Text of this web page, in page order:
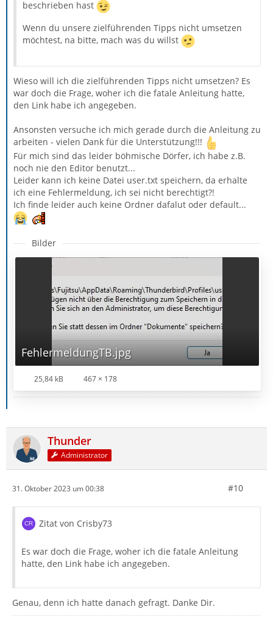
beschrieben hast
Wenn du unsere zielführenden Tipps nicht umsetzen
möchtest, na bitte, mach was du willst
Wieso will ich die zielführenden Tipps nicht umsetzen? Es
war doch die Frage, woher ich die fatale Anleitung hatte,
den Link habe ich angegeben.
Ansonsten versuche ich mich gerade durch die Anleitung zu
arbeiten - vielen Dank für die Unterstützung!!!
Für mich sind das leider böhmische Dörfer, ich habe z.B.
noch nie den Editor benutzt...
Leider kann ich keine Datei user.txt speichern, da erhalte
ich eine Fehlermeldung, ich sei nicht berechtigt?!
Ich finde leider auch keine Ordner dafalut oder default...
Bilder
FehlermeldungTB.jpg
25,84 kB 467 × 178
Thunder
Administrator
31. Oktober 2023 um 00:38 #10
Zitat von Crisby73
Es war doch die Frage, woher ich die fatale Anleitung
hatte, den Link habe ich angegeben.
Genau, denn ich hatte danach gefragt. Danke Dir.